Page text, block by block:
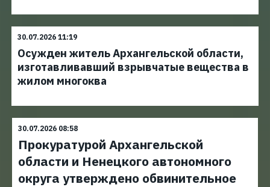
30.07.2026 11:19
Осужден житель Архангельской области,
изготавливавший взрывчатые вещества в
жилом многоква
30.07.2026 08:58
Прокуратурой Архангельской
области и Ненецкого автономного
округа утверждено обвинительное